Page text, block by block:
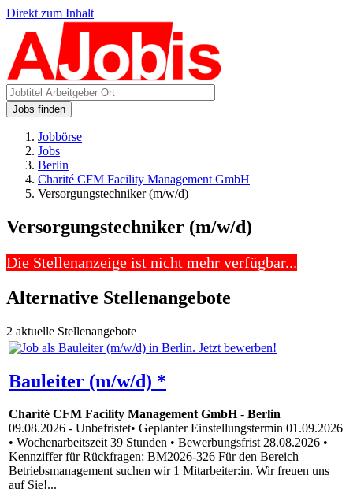
Direkt zum Inhalt
Jobs finden
Jobbörse
Jobs
Berlin
Charité CFM Facility Management GmbH
Versorgungstechniker (m/w/d)
Versorgungstechniker (m/w/d)
Die Stellenanzeige ist nicht mehr verfügbar...
Alternative Stellenangebote
2 aktuelle Stellenangebote
Bauleiter (m/w/d) *
Charité CFM Facility Management GmbH- Berlin
09.08.2026 - Unbefristet• Geplanter Einstellungstermin 01.09.2026
• Wochenarbeitszeit 39 Stunden • Bewerbungsfrist 28.08.2026 •
Kennziffer für Rückfragen: BM2026-326 Für den Bereich
Betriebsmanagement suchen wir 1 Mitarbeiter:in. Wir freuen uns
auf Sie!...